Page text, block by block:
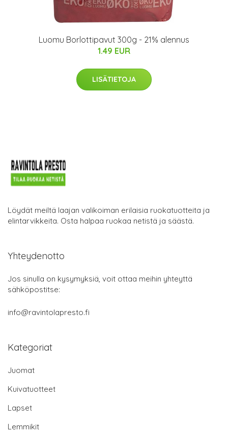
Luomu Borlottipavut 300g - 21% alennus
1.49 EUR
LISÄTIETOJA
Löydät meiltä laajan valikoiman erilaisia ruokatuotteita ja
elintarvikkeita. Osta halpaa ruokaa netistä ja säästä.
Yhteydenotto
Jos sinulla on kysymyksiä, voit ottaa meihin yhteyttä
sähköpostitse:
info@ravintolapresto.fi
Kategoriat
Juomat
Kuivatuotteet
Lapset
Lemmikit